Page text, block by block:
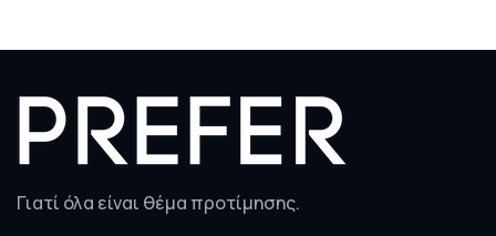
Γιατί όλα είναι θέμα προτίμησης.